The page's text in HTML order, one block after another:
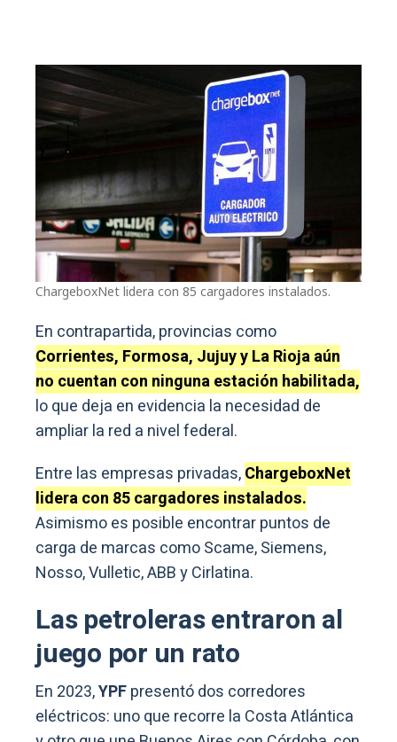
ChargeboxNet lidera con 85 cargadores instalados.
En contrapartida, provincias como
Corrientes, Formosa, Jujuy y La Rioja aún
no cuentan con ninguna estación habilitada,
lo que deja en evidencia la necesidad de
ampliar la red a nivel federal.
Entre las empresas privadas,ChargeboxNet
lidera con 85 cargadores instalados.
Asimismo es posible encontrar puntos de
carga de marcas como Scame, Siemens,
Nosso, Vulletic, ABB y Cirlatina.
Las petroleras entraron al
juego por un rato
En 2023,YPFpresentó dos corredores
eléctricos: uno que recorre la Costa Atlántica